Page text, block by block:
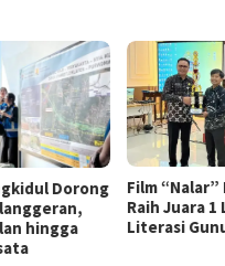
Dorong
hingga
Film “Nalar”
Raih Juara 1
Literasi